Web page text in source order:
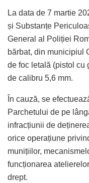
La data de 7 martie
și Substanțe
General al Poliției
bărbat, din municipiul
de foc letală (pistol cu
de calibru 5,6 mm.
În cauză, se
Parchetului de pe
infracțiunii de
orice operațiune
munițiilor,
funcționarea
drept.